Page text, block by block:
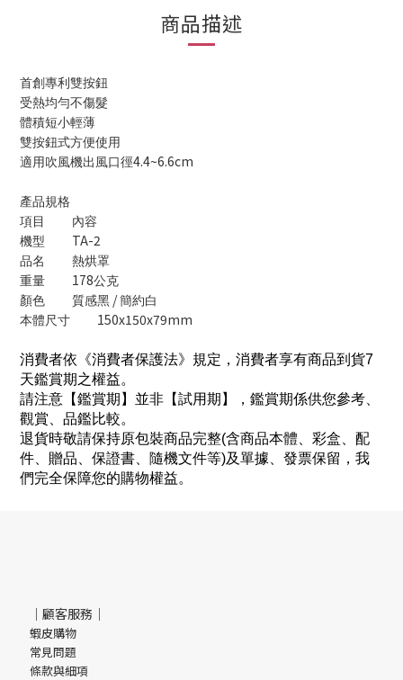
商品描述
首創專利雙按鈕
受熱均勻不傷髮
體積短小輕薄
雙按鈕式方便使用
適用吹風機出風口徑4.4~6.6cm
產品規格
項目
內容
機型
TA-2
品名
熱烘罩
重量
178公克
顏色
質感黑 /簡約白
本體尺寸
150x150x79mm
消費者依《消費者保護法》規定，消費者享有商品到貨7
天鑑賞期之權益。
請注意【鑑賞期】並非【試用期】，鑑賞期係供您參考、
觀賞、品鑑比較。
退貨時敬請保持原包裝商品完整(含商品本體、彩盒、配
件、贈品、保證書、隨機文件等)及單據、發票保留，我
們完全保障您的購物權益。
｜顧客服務｜
蝦皮購物
常見問題
條款與細項